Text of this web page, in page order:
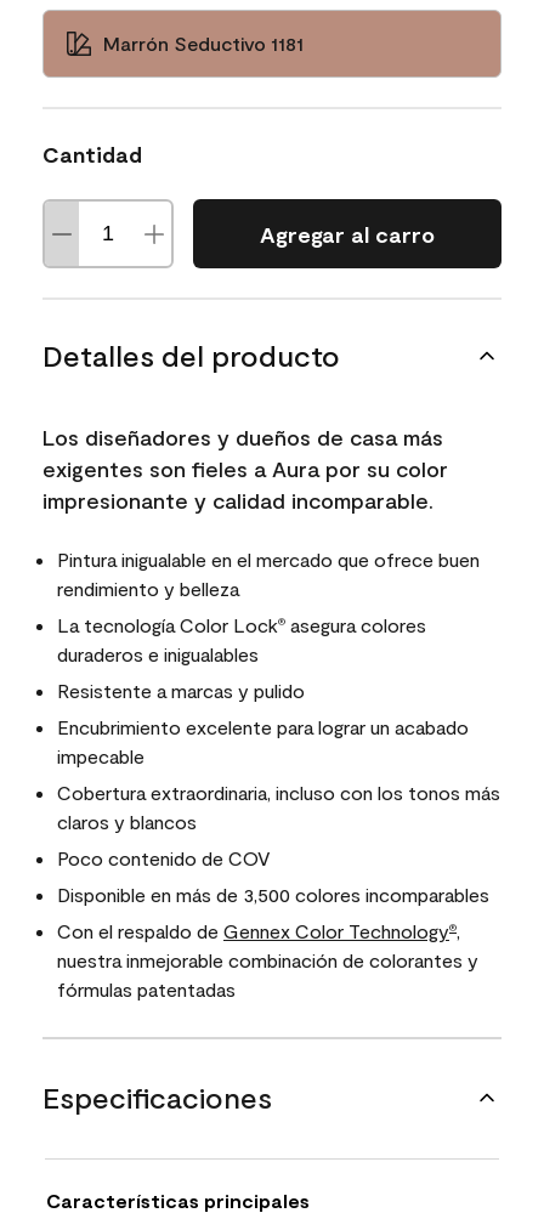
Marrón Seductivo 1181
Cantidad
Agregar al carro
Detalles del producto
Los diseñadores y dueños de casa más
exigentes son fieles a Aura por su color
impresionante y calidad incomparable.
Pintura inigualable en el mercado que ofrece buen
rendimiento y belleza
La tecnología Color Lock® asegura colores
duraderos e inigualables
Resistente a marcas y pulido
Encubrimiento excelente para lograr un acabado
impecable
Cobertura extraordinaria, incluso con los tonos más
claros y blancos
Poco contenido de COV
Disponible en más de 3,500 colores incomparables
Con el respaldo de Gennex Color Technology®,
nuestra inmejorable combinación de colorantes y
fórmulas patentadas
Especificaciones
Características principales